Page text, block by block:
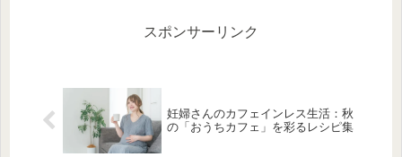
スポンサーリンク
妊婦さんのカフェインレス生活：秋
の「おうちカフェ」を彩るレシピ集